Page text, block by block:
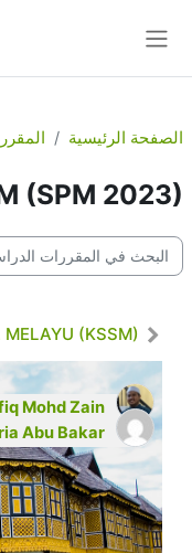
الصفحة الرئيسية
(SPM 2023)
البحث في المقررات الدراسية
(KSSM)
Mohd Zain
Abu Bakar